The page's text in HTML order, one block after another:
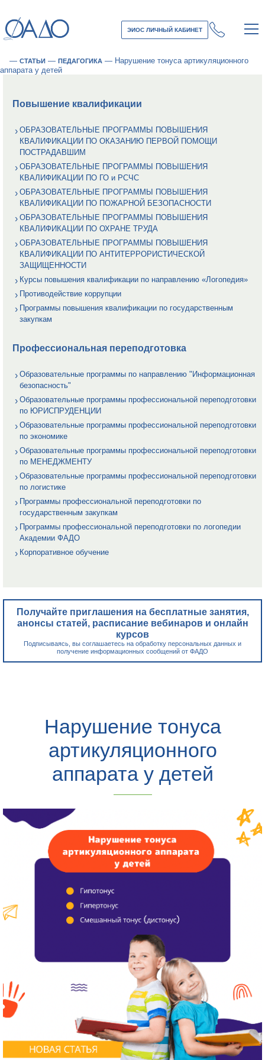
ЭИОС ЛИЧНЫЙ КАБИНЕТ
— СТАТЬИ — ПЕДАГОГИКА — Нарушение тонуса артикуляционного
аппарата у детей
Повышение квалификации
ОБРАЗОВАТЕЛЬНЫЕ ПРОГРАММЫ ПОВЫШЕНИЯ
КВАЛИФИКАЦИИ ПО ОКАЗАНИЮ ПЕРВОЙ ПОМОЩИ
ПОСТРАДАВШИМ
ОБРАЗОВАТЕЛЬНЫЕ ПРОГРАММЫ ПОВЫШЕНИЯ
КВАЛИФИКАЦИИ ПО ГО и РСЧС
ОБРАЗОВАТЕЛЬНЫЕ ПРОГРАММЫ ПОВЫШЕНИЯ
КВАЛИФИКАЦИИ ПО ПОЖАРНОЙ БЕЗОПАСНОСТИ
ОБРАЗОВАТЕЛЬНЫЕ ПРОГРАММЫ ПОВЫШЕНИЯ
КВАЛИФИКАЦИИ ПО ОХРАНЕ ТРУДА
ОБРАЗОВАТЕЛЬНЫЕ ПРОГРАММЫ ПОВЫШЕНИЯ
КВАЛИФИКАЦИИ ПО АНТИТЕРРОРИСТИЧЕСКОЙ
ЗАЩИЩЕННОСТИ
Курсы повышения квалификации по направлению «Логопедия»
Противодействие коррупции
Программы повышения квалификации по государственным
закупкам
Профессиональная переподготовка
Образовательные программы по направлению "Информационная
безопасность"
Образовательные программы профессиональной переподготовки
по ЮРИСПРУДЕНЦИИ
Образовательные программы профессиональной переподготовки
по экономике
Образовательные программы профессиональной переподготовки
по МЕНЕДЖМЕНТУ
Образовательные программы профессиональной переподготовки
по логистике
Программы профессиональной переподготовки по
государственным закупкам
Программы профессиональной переподготовки по логопедии
Академии ФАДО
Корпоративное обучение
Получайте приглашения на бесплатные занятия,
анонсы статей, расписание вебинаров и онлайн
курсов
Подписываясь, вы соглашаетесь на обработку персональных данных и
получение информационных сообщений от ФАДО
Нарушение тонуса
артикуляционного
аппарата у детей